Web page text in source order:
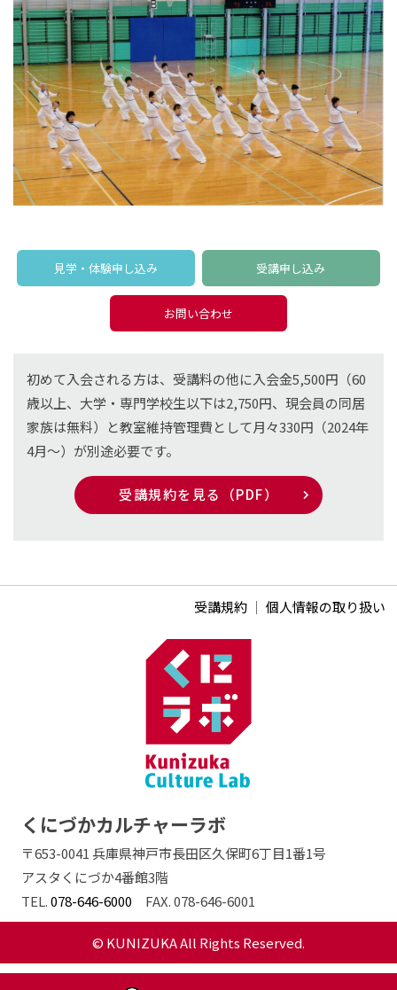
見学・体験申し込み 受講申し込み
お問い合わせ
初めて入会される方は、受講料の他に入会金5,500円（60
歳以上、大学・専門学校生以下は2,750円、現会員の同居
家族は無料）と教室維持管理費として月々330円（2024年
4月〜）が別途必要です。
受講規約を見る（PDF）
受講規約｜ 個人情報の取り扱い
くにづかカルチャーラボ
〒653-0041 兵庫県神戸市長田区久保町6丁目1番1号
アスタくにづか4番館3階
TEL.078-646-6000 FAX. 078-646-6001
© KUNIZUKA All Rights Reserved.